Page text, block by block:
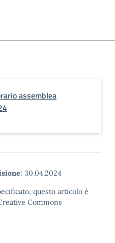
assemblea
30.04.2024
questo articolo è
Commons